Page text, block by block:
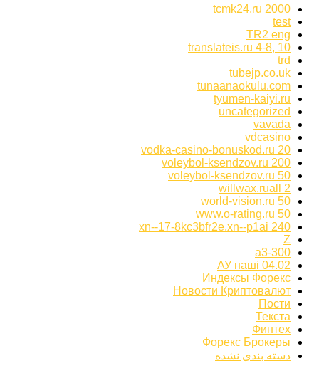
tcmk24.ru 2000
test
TR2 eng
translateis.ru 4-8, 10
trd
tubejp.co.uk
tunaanaokulu.com
tyumen-kaiyi.ru
uncategorized
vavada
vdcasino
vodka-casino-bonuskod.ru 20
voleybol-ksendzov.ru 200
voleybol-ksendzov.ru 50
willwax.ruall 2
world-vision.ru 50
www.o-rating.ru 50
xn--17-8kc3bfr2e.xn--p1ai 240
Z
а3-300
АУ наші 04.02
Индексы Форекс
Новости Криптовалют
Пости
Текста
Финтех
Форекс Брокеры
دسته بندی نشده